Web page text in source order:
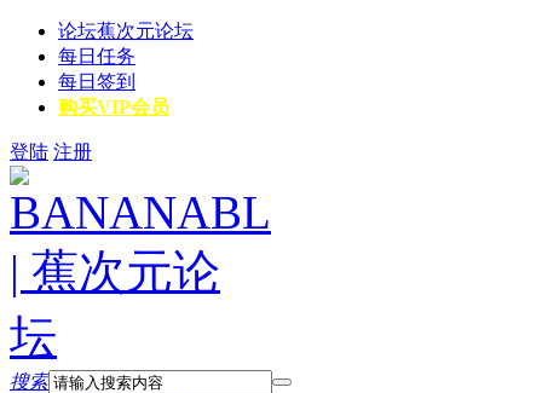
论坛蕉次元论坛
每日任务
每日签到
购买VIP会员
登陆 注册
搜索